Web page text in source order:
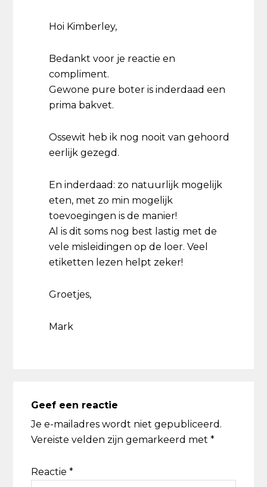
Hoi Kimberley,
Bedankt voor je reactie en
compliment.
Gewone pure boter is inderdaad een
prima bakvet.
Ossewit heb ik nog nooit van gehoord
eerlijk gezegd.
En inderdaad: zo natuurlijk mogelijk
eten, met zo min mogelijk
toevoegingen is de manier!
Al is dit soms nog best lastig met de
vele misleidingen op de loer. Veel
etiketten lezen helpt zeker!
Groetjes,
Mark
Geef een reactie
Je e-mailadres wordt niet gepubliceerd.
Vereiste velden zijn gemarkeerd met*
Reactie*